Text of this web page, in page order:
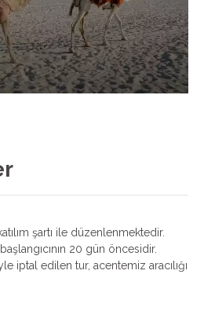
şartı ile düzenlenmektedir.
20 gün öncesidir.
iptal edilen tur, acentemiz aracılığı